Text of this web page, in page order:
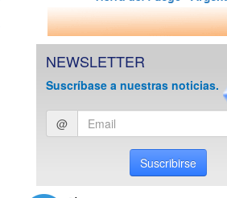
NEWSLETTER
Suscríbase a nuestras noticias.
Ingresar
email
@
Suscribirse